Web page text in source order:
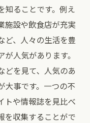
知ることです。例え
施設や飲食店が充実
ど、人々の生活を豊
人気があります。
どを見て、人気のあ
大事です。一つの不
トや情報誌を見比べ
を収集することがで